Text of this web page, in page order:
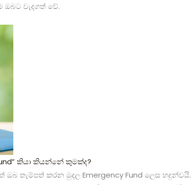
වැදගත් වේ.
කියා කියන්නේ කුමක්ද?
තැම්පත් කරන මුදල Emergency Fund ලෙස හදුන්වයි.